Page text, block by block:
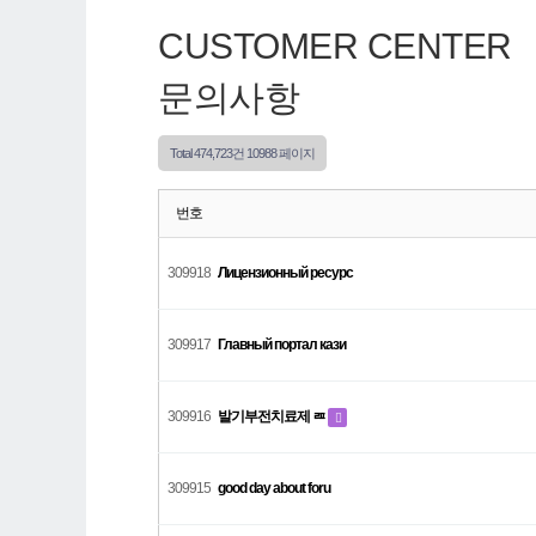
CUSTOMER CENTER
문의사항
Total 474,723건 10988 페이지
번호
309918 Лицензионный ресурс
309917 Главный портал кази
309916 발기부전치료제 ㄿ
309915 good day about foru